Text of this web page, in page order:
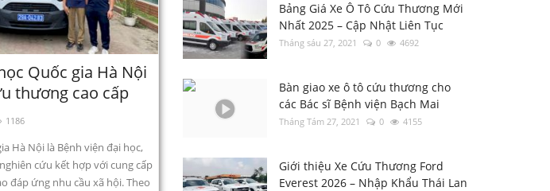
Quốc gia Hà Nội
thương cao cấp
1186
Hà Nội là Bệnh viện đại học,
cứu kết hợp với cung cấp
đáp ứng nhu cầu xã hội. Theo
Bảng Giá Xe Ô Tô Cứu Thương Mới
Nhất 2025 – Cập Nhật Liên Tục
Tháng sáu 27, 2021 0 4692
Bàn giao xe ô tô cứu thương cho
các Bác sĩ Bệnh viện Bạch Mai
Tháng Tám 27, 2021 0 4155
Giới thiệu Xe Cứu Thương Ford
Everest 2026 – Nhập Khẩu Thái Lan